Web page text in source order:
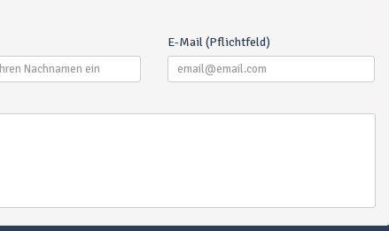
E-Mail (Pflichtfeld)